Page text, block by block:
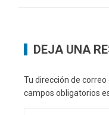
DEJA UNA
Tu dirección de
campos obligatorios